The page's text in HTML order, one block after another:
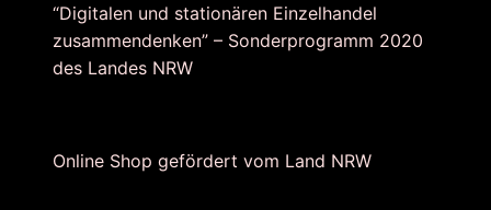
“Digitalen und stationären Einzelhandel
zusammendenken” – Sonderprogramm 2020
des Landes NRW
Online Shop gefördert vom Land NRW